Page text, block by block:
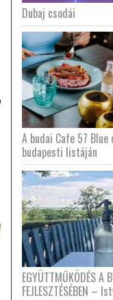
Dubaj csodái
A budai Cafe 57
budapesti listáján
EGYÜTTMŰKÖDÉS A
FEJLESZTÉSÉBEN –